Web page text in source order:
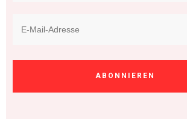
ABONNIEREN